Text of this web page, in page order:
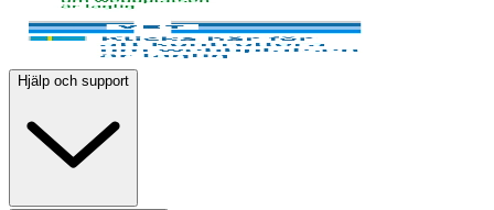
Hjälp och support